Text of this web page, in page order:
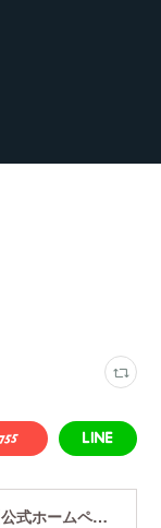
鏡石湯（かがみいしゆ）【公式ホームページ】